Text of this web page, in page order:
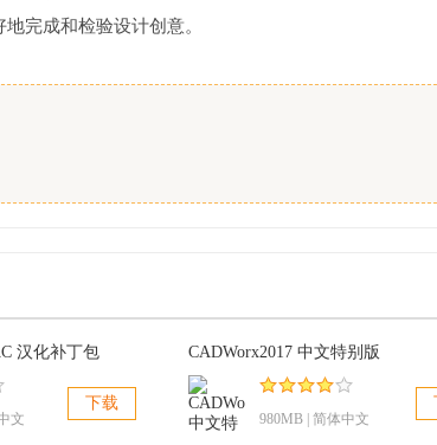
完成和检验设计创意。
汉化补丁包
文
下载
CADWorx2017 中文特别版
980MB | 简体中文